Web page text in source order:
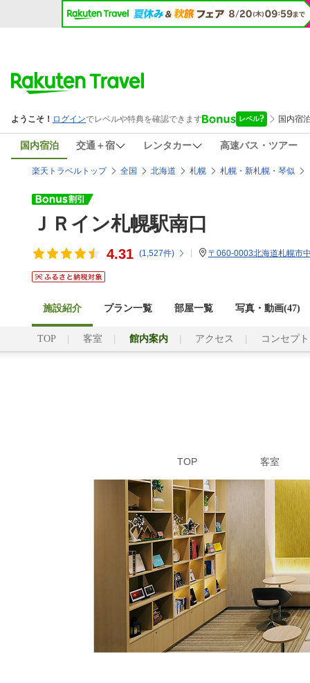
国内宿泊 交通＋宿 レンタカー 高速バス・ツアー
楽天トラベルトップ 全国 北海道 札幌 札幌・新札幌・琴似
ＪＲイン札幌駅南口
4.31 (1,527件) 〒060-0003北海道札幌市
施設紹介 プラン一覧 部屋一覧 写真・動画(47)
TOP 客室 館内案内 アクセス コンセプ
TOP 客室